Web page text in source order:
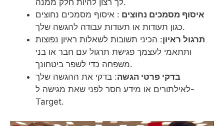
לך רצון להיות חלק ממנה.
איסוף מסמכים נחוצים : איסוף מסמכים נחוצים
כגון תעודות או תעודות עבודה להגשה שלך.
תרגול ראיון: הכיני תשובות לשאלות ראיון נפוצות
ותתאמי לעצמך פגישת תרגול עם חבר או בני
משפחה כדי לשפר ביטחונך.
בדקי פרטי הגשה: בדקי את ההגשה שלך
לאילתורים או מידע חסר לפני שאת מגישה ל-
Target.